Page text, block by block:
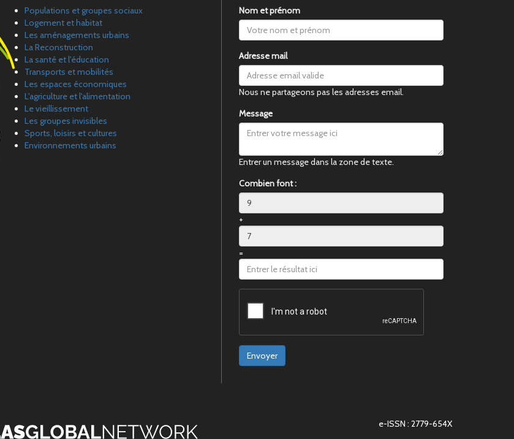
Populations et groupes sociaux
Logement et habitat
Les aménagements urbains
La Reconstruction
La santé et l'éducation
Transports et mobilités
Les espaces économiques
L'agriculture et l'alimentation
Le vieillissement
Les groupes invisibles
Sports, loisirs et cultures
Environnements urbains
Nom et prénom
Adresse mail
Nous ne partageons pas les adresses email.
Message
Entrer un message dans la zone de texte.
Combien font :
+
=
Envoyer
e-ISSN : 2779-654X